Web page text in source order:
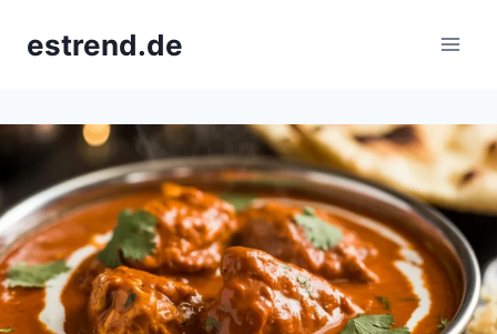
estrend.de